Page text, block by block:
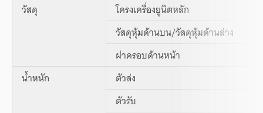
วัสดุ
โครงเครื่องยูนิตหลัก
วัสดุหุ้มด้านบน/วัสดุหุ้มด้านล่าง
ฝาครอบด้านหน้า
น้ำหนัก
ตัวส่ง
ตัวรับ